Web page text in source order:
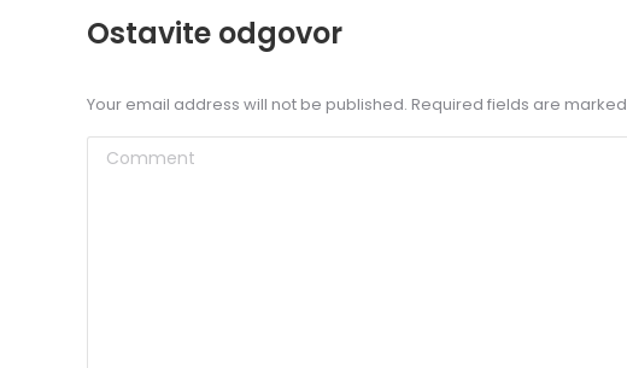
Ostavite odgovor
Your email address will not be published. Required fields are marked
Comment